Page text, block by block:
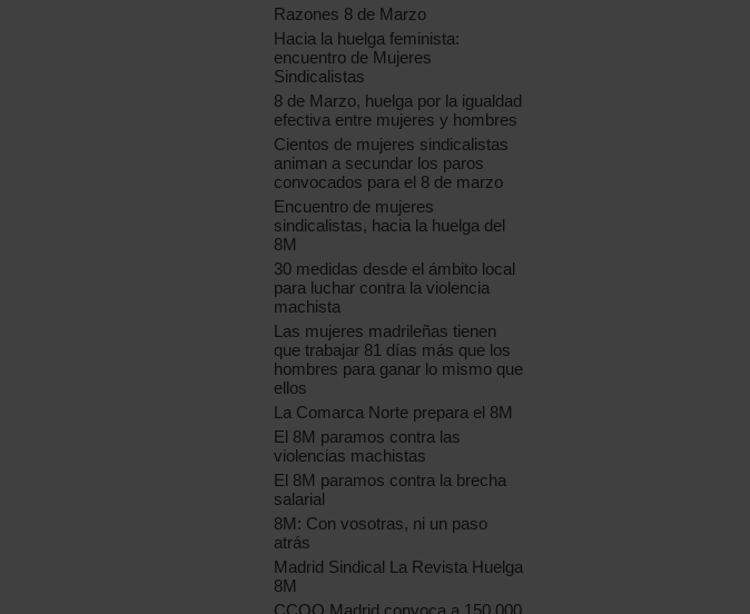
Razones 8 de Marzo
Hacia la huelga feminista:
encuentro de Mujeres
Sindicalistas
8 de Marzo, huelga por la igualdad
efectiva entre mujeres y hombres
Cientos de mujeres sindicalistas
animan a secundar los paros
convocados para el 8 de marzo
Encuentro de mujeres
sindicalistas, hacia la huelga del
8M
30 medidas desde el ámbito local
para luchar contra la violencia
machista
Las mujeres madrileñas tienen
que trabajar 81 días más que los
hombres para ganar lo mismo que
ellos
La Comarca Norte prepara el 8M
El 8M paramos contra las
violencias machistas
El 8M paramos contra la brecha
salarial
8M: Con vosotras, ni un paso
atrás
Madrid Sindical La Revista Huelga
8M
CCOO Madrid convoca a 150.000